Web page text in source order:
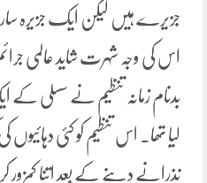
جزیرے ہیں لیکن ایک جزیرہ
اس کی وجہ شہرت شاید عالمی جرائم
بدنام زمانہ تنظیم نے سسلی کے
لیا تھا۔ اس تنظیم کو کئی
نذرانے دینے کے بعد اتنا کمزور